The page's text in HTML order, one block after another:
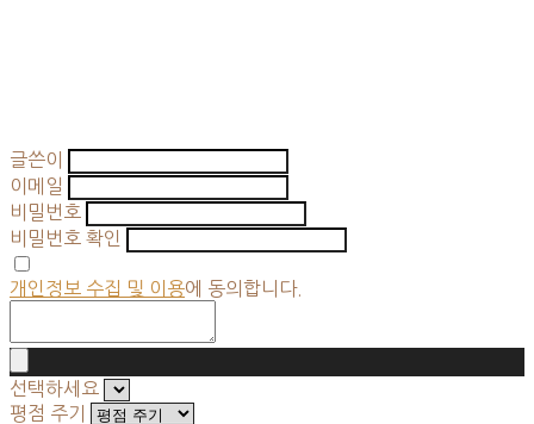
글쓴이
이메일
비밀번호
비밀번호 확인
개인정보 수집 및 이용에 동의합니다.
선택하세요
평점 주기